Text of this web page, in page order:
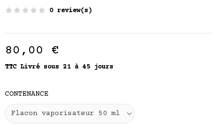
0 review(s)
80,00 €
TTC Livré sous 21 à 45 jours
CONTENANCE